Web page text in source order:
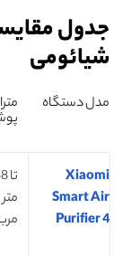
جدول
شیائومی
مدل دستگاه
Xiaomi
Smart Air
Purifier 4
متر